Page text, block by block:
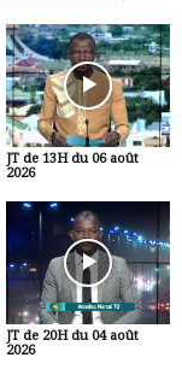
JT de 13H du 06 août
2026
JT de 20H du 04 août
2026